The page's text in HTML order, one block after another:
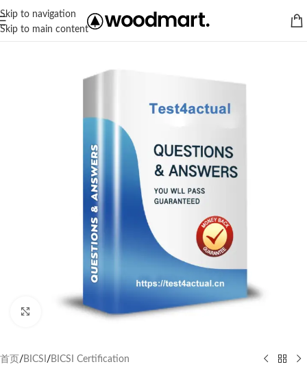
Skip to navigation
Skip to main content
Click to enlarge
首页 /BICSI /BICSI Certification